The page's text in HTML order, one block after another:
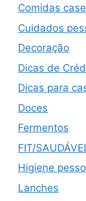
Comidas
Cuidados
Decoração
Dicas de
Dicas para
Doces
Fermentos
FIT/
Higiene
Lanches